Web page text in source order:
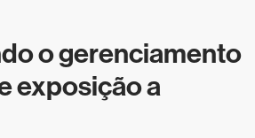
o gerenciamento
exposição a